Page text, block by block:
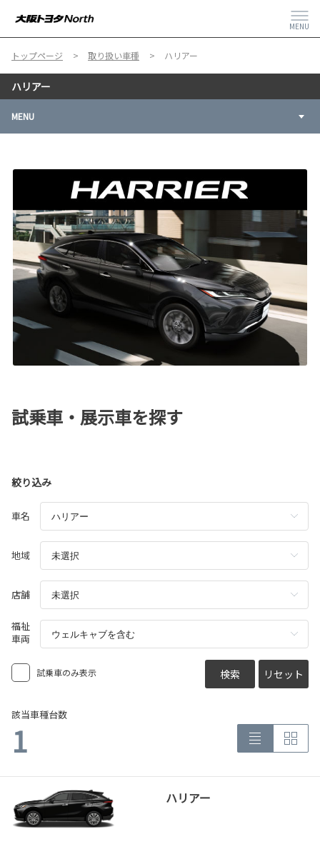
MENU
トップページ 取り扱い車種 ハリアー
ハリアー
MENU
試乗車・展示車を探す
絞り込み
車名
地域
店舗
福祉
車両
試乗車のみ表示 検索 リセット
該当車種台数
1
ハリアー